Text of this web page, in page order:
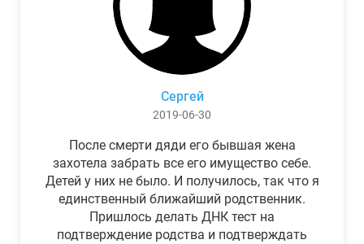
Сергей
2019-06-30
После смерти дяди его бывшая жена
захотела забрать все его имущество себе.
Детей у них не было. И получилось, так что я
единственный ближайший родственник.
Пришлось делать ДНК тест на
подтверждение родства и подтверждать